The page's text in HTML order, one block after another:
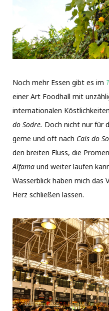
Noch mehr Essen gibt es im
einer Art Foodhall mit
internationalen
do Sodre. Doch nicht nur für
gerne und oft nach Cais do
den breiten Fluss, die
Alfama und weiter laufen
Wasserblick haben mich das
Herz schließen lassen.